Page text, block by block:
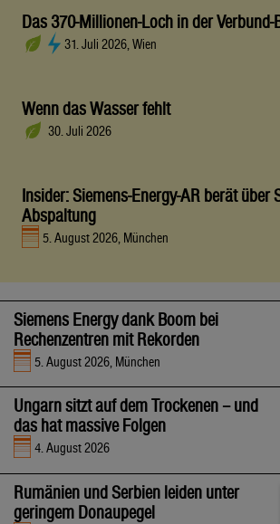
Das 370-Millionen-Loch in der Verbund-
31. Juli 2026, Wien
Wenn das Wasser fehlt
30. Juli 2026
Insider: Siemens-Energy-AR berät über
Abspaltung
5. August 2026, München
Siemens Energy dank Boom bei
Rechenzentren mit Rekorden
5. August 2026, München
Ungarn sitzt auf dem Trockenen – und
das hat massive Folgen
4. August 2026
Rumänien und Serbien leiden unter
geringem Donaupegel